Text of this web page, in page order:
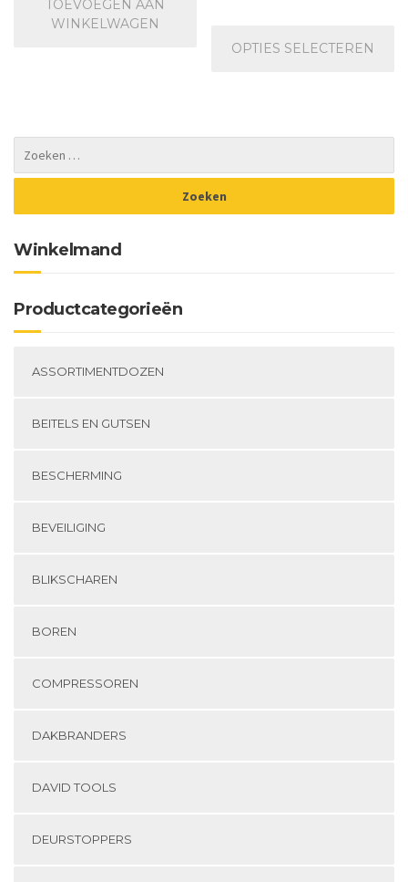
TOEVOEGEN AAN
WINKELWAGEN
OPTIES SELECTEREN
op
Winkelmand
Productcategorieën
ASSORTIMENTDOZEN
BEITELS EN GUTSEN
BESCHERMING
BEVEILIGING
BLIKSCHAREN
BOREN
COMPRESSOREN
DAKBRANDERS
DAVID TOOLS
DEURSTOPPERS